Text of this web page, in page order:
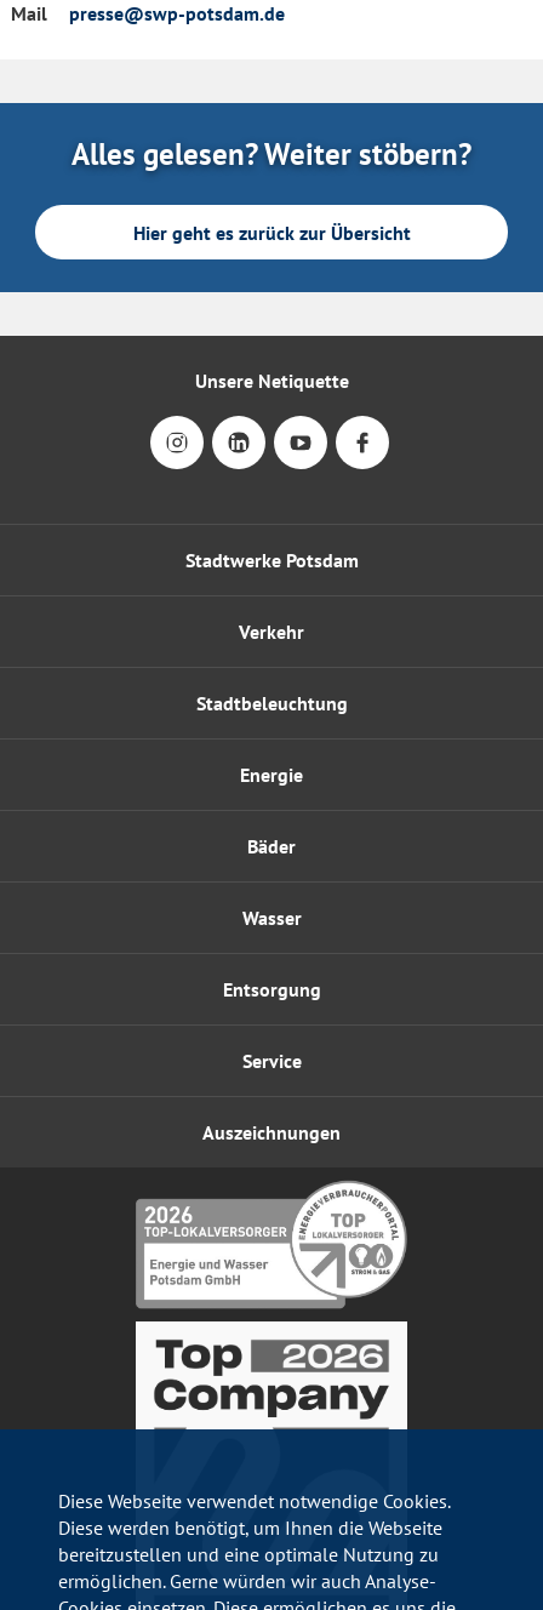
Mail
presse@swp-potsdam.de
Alles gelesen? Weiter stöbern?
Hier geht es zurück zur Übersicht
Stadtwerke Potsdam
Energie
Wasser
Verkehr
Bäder
Entsorgung
Stadtbeleuchtung
Service
Auszeichnungen
Unsere Netiquette
Diese Webseite verwendet notwendige Cookies.
Diese werden benötigt, um Ihnen die Webseite
bereitzustellen und eine optimale Nutzung zu
ermöglichen. Gerne würden wir auch Analyse-